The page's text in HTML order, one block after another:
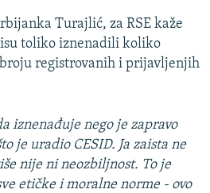
Turajlić, za RSE kaže
toliko iznenadili koliko
registrovanih i prijavljenjih
iznenađuje nego je zapravo
je uradio CESID. Ja zaista ne
nije ni neozbiljnost. To je
etičke i moralne norme - ovo